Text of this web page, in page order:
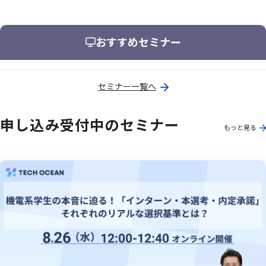
おすすめセミナー
セミナー一覧へ
申し込み受付中のセミナー もっと見る